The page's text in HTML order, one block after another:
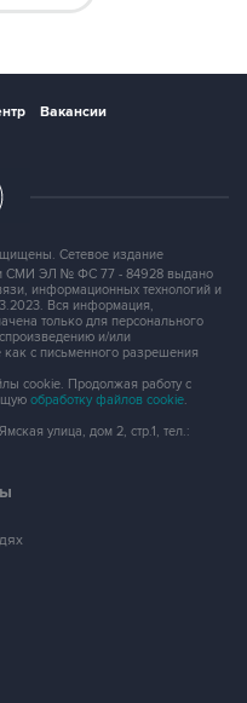
Вакансии
Сетевое издание
СМИ ЭЛ № ФС 77 - 84928 выдано
информационных технологий и
Вся информация,
только для персонального
и/или
с письменного разрешения
cookie. Продолжая работу с
обработку файлов cookie.
улица, дом 2, стр.1, тел.: